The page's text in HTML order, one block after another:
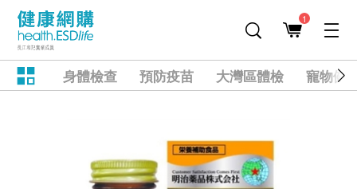
1
身體檢查 預防疫苗 大灣區體檢 寵物健